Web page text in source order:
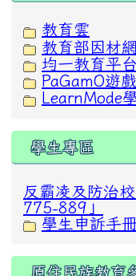
教育雲
教育部因材網
均一教育平台
PaGamO遊
LearnMode
學生專區
反霸凌及防治
775-889」
學生申訴手
原住民族教育